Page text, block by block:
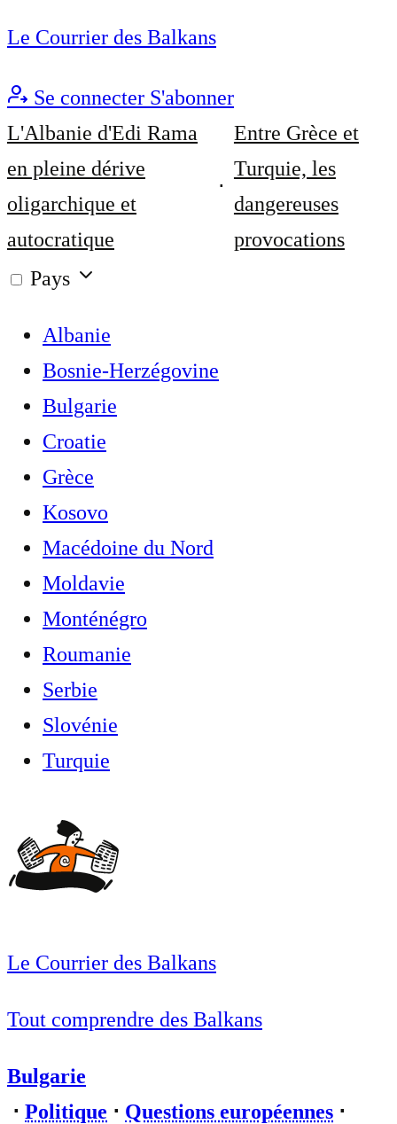
Le Courrier des Balkans
Se connecter S'abonner
L'Albanie d'Edi Rama
en pleine dérive
oligarchique et
autocratique
Entre Grèce et
Turquie, les
dangereuses
provocations
Pays
Albanie
Bosnie-Herzégovine
Bulgarie
Croatie
Grèce
Kosovo
Macédoine du Nord
Moldavie
Monténégro
Roumanie
Serbie
Slovénie
Turquie
Le Courrier des Balkans
Tout comprendre des Balkans
Bulgarie
⋅ Politique ⋅ Questions européennes ⋅